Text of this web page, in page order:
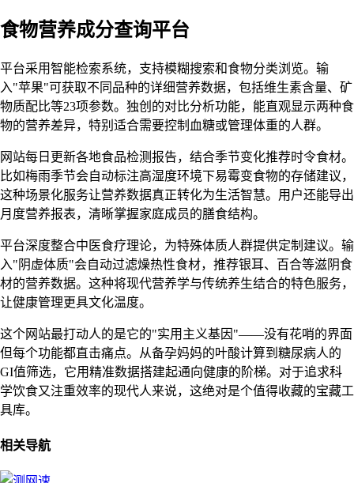
食物营养成分查询平台
平台采用智能检索系统，支持模糊搜索和食物分类浏览。输
入"苹果"可获取不同品种的详细营养数据，包括维生素含量、矿
物质配比等23项参数。独创的对比分析功能，能直观显示两种食
物的营养差异，特别适合需要控制血糖或管理体重的人群。
网站每日更新各地食品检测报告，结合季节变化推荐时令食材。
比如梅雨季节会自动标注高湿度环境下易霉变食物的存储建议，
这种场景化服务让营养数据真正转化为生活智慧。用户还能导出
月度营养报表，清晰掌握家庭成员的膳食结构。
平台深度整合中医食疗理论，为特殊体质人群提供定制建议。输
入"阴虚体质"会自动过滤燥热性食材，推荐银耳、百合等滋阴食
材的营养数据。这种将现代营养学与传统养生结合的特色服务，
让健康管理更具文化温度。
这个网站最打动人的是它的"实用主义基因"——没有花哨的界面
但每个功能都直击痛点。从备孕妈妈的叶酸计算到糖尿病人的
GI值筛选，它用精准数据搭建起通向健康的阶梯。对于追求科
学饮食又注重效率的现代人来说，这绝对是个值得收藏的宝藏工
具库。
相关导航